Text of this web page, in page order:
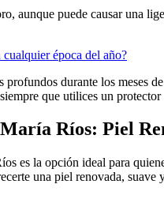
aunque puede causar una
época del año?
durante los meses
que utilices un protector
Ríos: Piel
es la opción ideal para
una piel renovada,